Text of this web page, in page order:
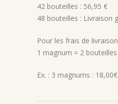
42 bouteilles : 56,95 €
48 bouteilles : Livraison
Pour les frais de
1 magnum = 2 bouteilles
Ex. : 3 magnums : 18,00€